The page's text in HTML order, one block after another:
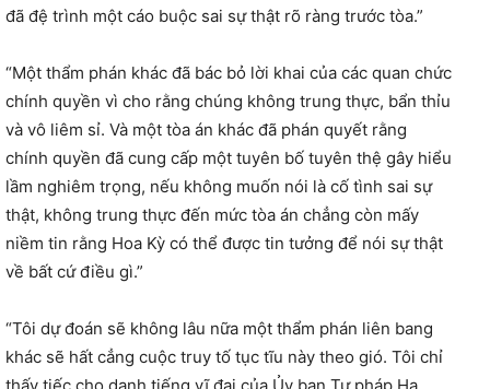
đã đệ trình một cáo buộc sai sự thật rõ ràng trước tòa.”
“Một thẩm phán khác đã bác bỏ lời khai của các quan chức
chính quyền vì cho rằng chúng không trung thực, bẩn thỉu
và vô liêm sỉ. Và một tòa án khác đã phán quyết rằng
chính quyền đã cung cấp một tuyên bố tuyên thệ gây hiểu
lầm nghiêm trọng, nếu không muốn nói là cố tình sai sự
thật, không trung thực đến mức tòa án chẳng còn mấy
niềm tin rằng Hoa Kỳ có thể được tin tưởng để nói sự thật
về bất cứ điều gì.”
“Tôi dự đoán sẽ không lâu nữa một thẩm phán liên bang
khác sẽ hất cẳng cuộc truy tố tục tĩu này theo gió. Tôi chỉ